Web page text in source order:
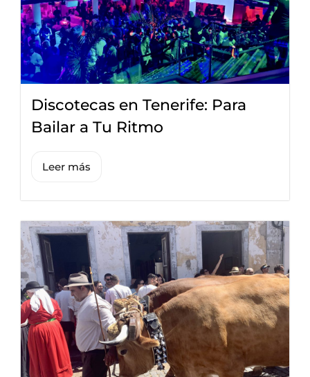
Discotecas en Tenerife: Para
Bailar a Tu Ritmo
Leer más